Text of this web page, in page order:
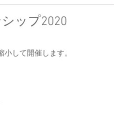
ップ2020
して開催します。